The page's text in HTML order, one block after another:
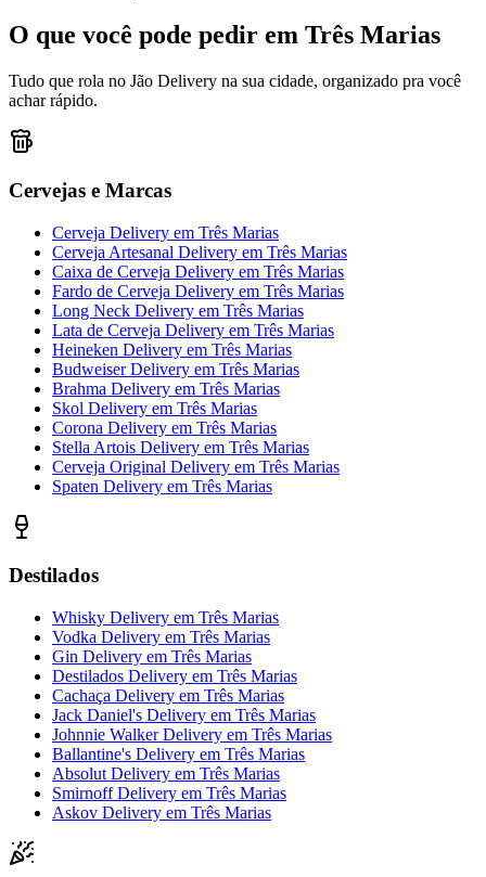
O que você pode pedir em Três Marias
Tudo que rola no Jão Delivery na sua cidade, organizado pra você
achar rápido.
Cervejas e Marcas
Cerveja Delivery em Três Marias
Cerveja Artesanal Delivery em Três Marias
Caixa de Cerveja Delivery em Três Marias
Fardo de Cerveja Delivery em Três Marias
Long Neck Delivery em Três Marias
Lata de Cerveja Delivery em Três Marias
Heineken Delivery em Três Marias
Budweiser Delivery em Três Marias
Brahma Delivery em Três Marias
Skol Delivery em Três Marias
Corona Delivery em Três Marias
Stella Artois Delivery em Três Marias
Cerveja Original Delivery em Três Marias
Spaten Delivery em Três Marias
Destilados
Whisky Delivery em Três Marias
Vodka Delivery em Três Marias
Gin Delivery em Três Marias
Destilados Delivery em Três Marias
Cachaça Delivery em Três Marias
Jack Daniel's Delivery em Três Marias
Johnnie Walker Delivery em Três Marias
Ballantine's Delivery em Três Marias
Absolut Delivery em Três Marias
Smirnoff Delivery em Três Marias
Askov Delivery em Três Marias